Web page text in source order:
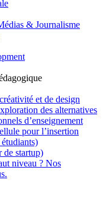
& Journalisme
et de design
des alternatives
d’enseignement
pour l’insertion
de startup)
niveau ? Nos